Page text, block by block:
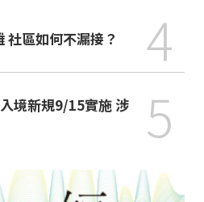
社區如何不漏接？ 4
境新規9/15實施 涉
5